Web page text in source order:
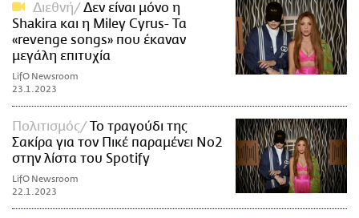
Διεθνή
Δεν είναι μόνο η
Shakira και η Miley Cyrus- Τα
«revenge songs» που έκαναν
μεγάλη επιτυχία
LifO Newsroom
23.1.2023
Πολιτισμός
Το τραγούδι της
Σακίρα για τον Πικέ παραμένει Νο2
στην λίστα του Spotify
LifO Newsroom
22.1.2023